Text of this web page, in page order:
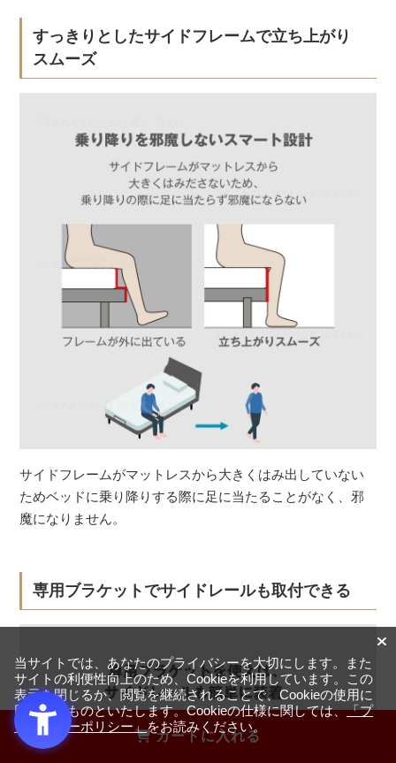
カートに入れる
すっきりとしたサイドフレームで立ち上がり
スムーズ
サイドフレームがマットレスから大きくはみ出していない
ためベッドに乗り降りする際に足に当たることがなく、邪
魔になりません。
専用ブラケットでサイドレールも取付できる
当サイトでは、あなたのプライバシーを大切にします。また
サイトの利便性向上のため、Cookieを利用しています。この
表示を閉じるか、閲覧を継続されることで、Cookieの使用に
同意するものといたします。Cookieの仕様に関しては、「プ
ライバシーポリシー」をお読みください。